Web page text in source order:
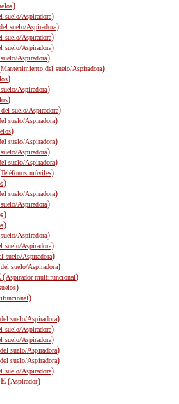
)
suelo/Aspiradora)
suelo/Aspiradora)
suelo/Aspiradora)
suelo/Aspiradora)
Aspiradora)
Mantenimiento del suelo/Aspiradora)
)
Aspiradora)
)
suelo/Aspiradora)
suelo/Aspiradora)
)
suelo/Aspiradora)
Aspiradora)
suelo/Aspiradora)
Teléfonos móviles)
)
suelo/Aspiradora)
Aspiradora)
)
)
Aspiradora)
suelo/Aspiradora)
suelo/Aspiradora)
suelo/Aspiradora)
(Aspirador multifuncional)
)
)
suelo/Aspiradora)
suelo/Aspiradora)
suelo/Aspiradora)
suelo/Aspiradora)
suelo/Aspiradora)
suelo/Aspiradora)
(Aspirador)